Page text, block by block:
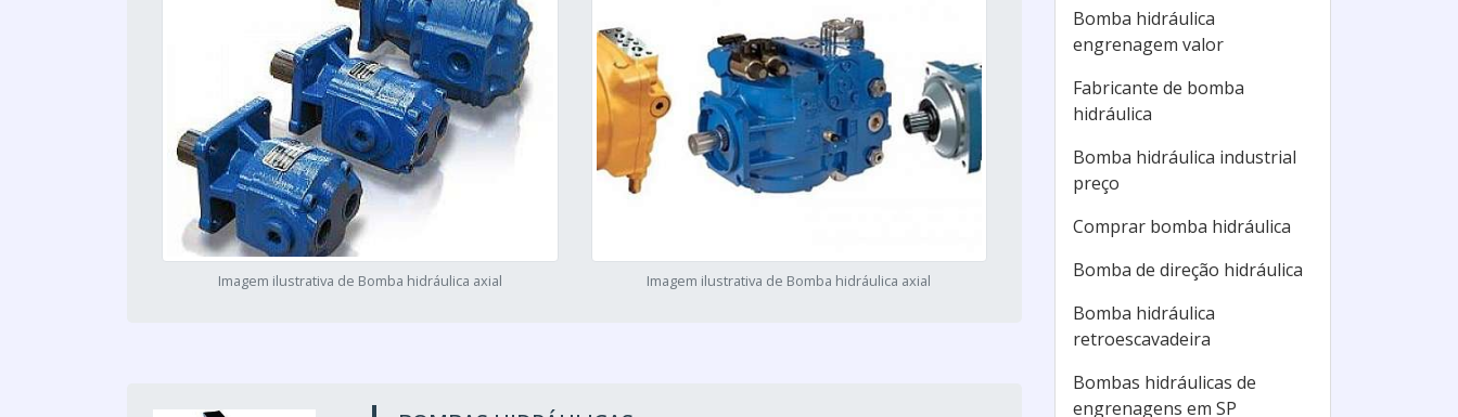
Imagem ilustrativa de Bomba hidráulica axial Imagem ilustrativa de Bomba hidráulica axial
Bomba hidráulica
engrenagem valor
Fabricante de bomba
hidráulica
Bomba hidráulica industrial
preço
Comprar bomba hidráulica
Bomba de direção hidráulica
Bomba hidráulica
retroescavadeira
Bombas hidráulicas de
engrenagens em SP